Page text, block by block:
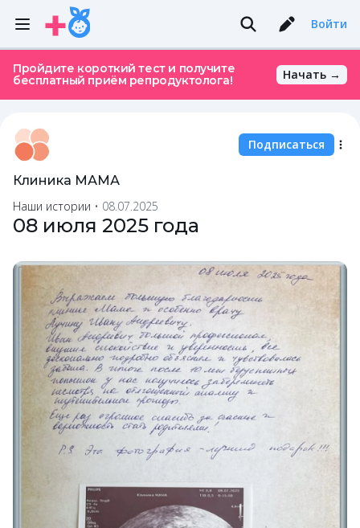
Войти
Пройдите короткий тест и получите
бесплатный приём репродуктолога!
Начать →
Клиника МАМА
Подписаться
Наши истории • 08.07.2025
08 июля 2025 года